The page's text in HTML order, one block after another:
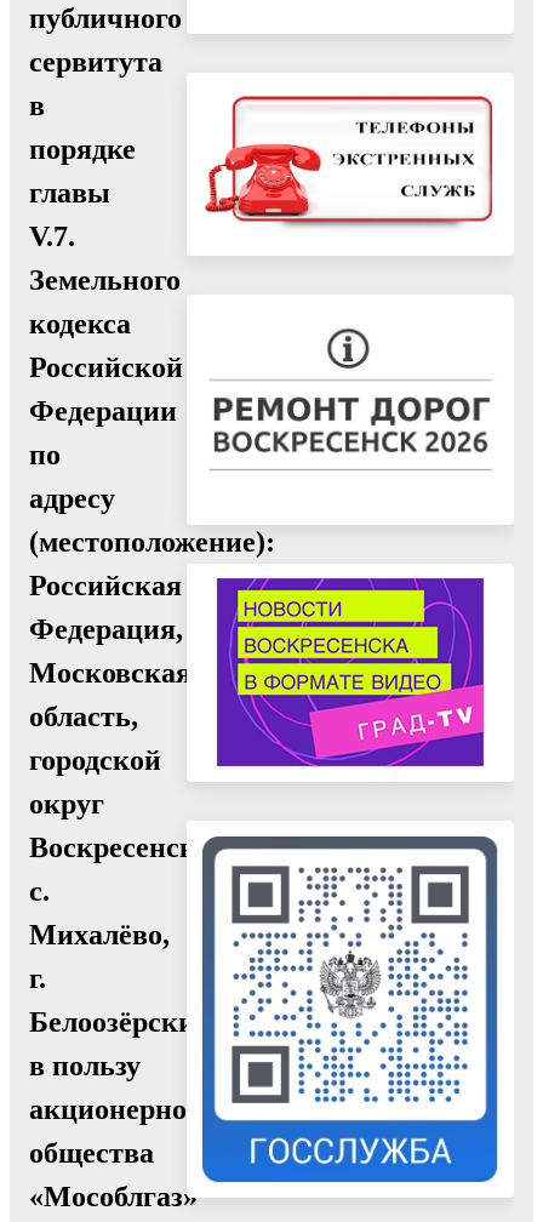
публичного
сервитута
в
порядке
главы
V.7.
Земельного
кодекса
Российской
Федерации
по
адресу
(местоположение):
Российская
Федерация,
Московская
область,
городской
округ
Воскресенск,
с.
Михалёво,
г.
Белоозёрский,
в пользу
акционерного
общества
«Мособлгаз»